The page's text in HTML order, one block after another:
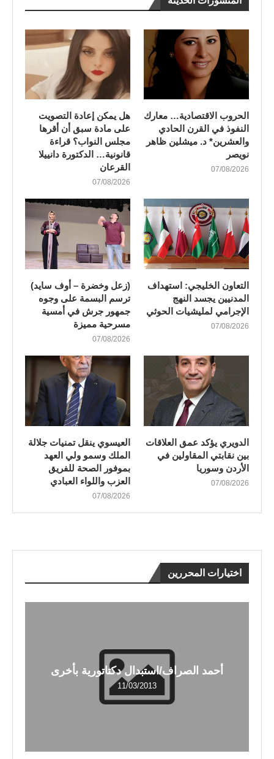
الحروب الاقتصادية… معارك
النفوذ في القرن الحادي
والعشرين* د. ميشلين ظاهر
نويصر
07/08/2026
هل يمكن إعادة التصويت
على مادة سبق أن أقرها
مجلس النواب؟ قراءة
قانونية… الدكتورة دانييلا
القرعان
07/08/2026
التعاون الخليجي: استهداف
المدنيين يجسد النهج
الإجرامي لمليشيات الحوثي
07/08/2026
(زعل وخضرة – أوف سايد)
ترسم البسمة على وجوه
جمهور جرش في أمسية
مسرحية مميزة
07/08/2026
الدويري يؤكد عمق العلاقات
بين نقابتي المقاولين في
الأردن وسوريا
07/08/2026
العيسوي ينقل تمنيات جلالة
الملك وسمو ولي العهد
بموفور الصحة للفريق
العزب واللواء العبادي
07/08/2026
اختيارات المحررين
أحمد الصراف/استبدال دكتاتورية بأخرى
11/03/2013